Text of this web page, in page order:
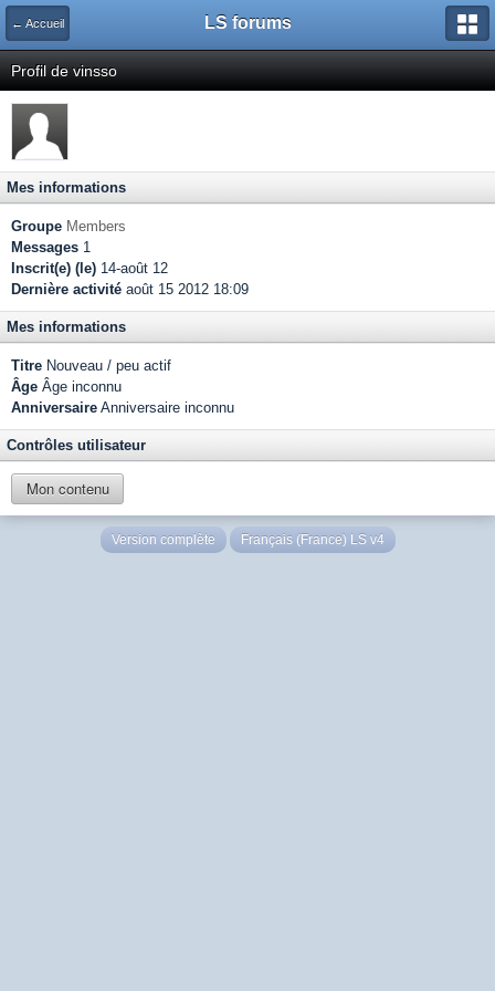
← Accueil LS forums
Profil de vinsso
Mes informations
Groupe Members
Messages 1
Inscrit(e) (le) 14-août 12
Dernière activité août 15 2012 18:09
Mes informations
Titre Nouveau / peu actif
Âge Âge inconnu
Anniversaire Anniversaire inconnu
Contrôles utilisateur
Mon contenu
Version complète Français (France) LS v4